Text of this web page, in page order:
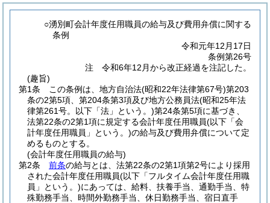
○湧別町会計年度任用職員の給与及び費用弁償に関する
条例
令和元年12月17日
条例第26号
注 令和6年12月から改正経過を注記した。
(趣旨)
第1条
この条例は、地方自治法(昭和22年法律第67号)第203
条の2第5項、第204条第3項及び地方公務員法(昭和25年法
律第261号。以下「法」という。)第24条第5項に基づき、
法第22条の2第1項に規定する会計年度任用職員(以下「会
計年度任用職員」という。)の給与及び費用弁償について定
めるものとする。
(会計年度任用職員の給与)
第2条
前条の給与とは、法第22条の2第1項第2号により採用
された会計年度任用職員(以下「フルタイム会計年度任用職
員」という。)にあっては、給料、扶養手当、通勤手当、特
殊勤務手当、時間外勤務手当、休日勤務手当、宿日直手